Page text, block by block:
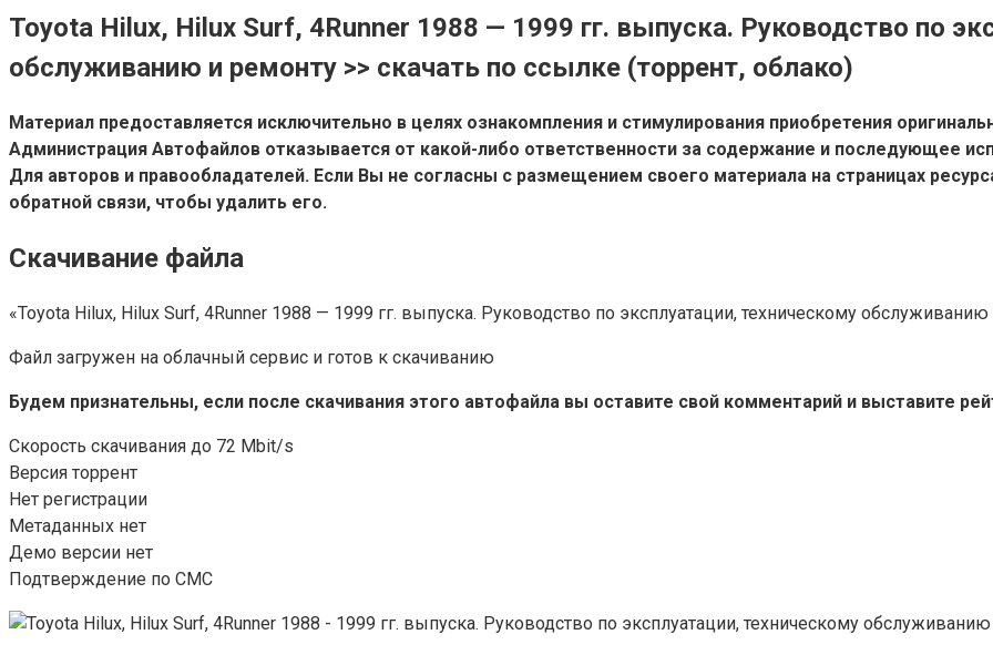
Toyota Hilux, Hilux Surf, 4Runner 1988 — 1999 гг. выпуска. Руководство по
обслуживанию и ремонту >> скачать по ссылке (торрент, облако)
Материал предоставляется исключительно в целях ознакомпления и стимулирования приобретения
Администрация Автофайлов отказывается от какой-либо ответственности за содержание и последующее
Для авторов и правообладателей. Если Вы не согласны с размещением своего материала на страницах
обратной связи, чтобы удалить его.
Скачивание файла
«Toyota Hilux, Hilux Surf, 4Runner 1988 — 1999 гг. выпуска. Руководство по эксплуатации, техническому
Файл загружен на облачный сервис и готов к скачиванию
Будем признательны, если после скачивания этого автофайла вы оставите свой комментарий и выставите
Скорость скачивания до 72 Mbit/s
Версия торрент
Нет регистрации
Метаданных нет
Демо версии нет
Подтверждение по СМС